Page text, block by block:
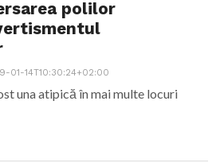
polilor
01-14T10:30:24+02:00
una atipică în mai multe locuri